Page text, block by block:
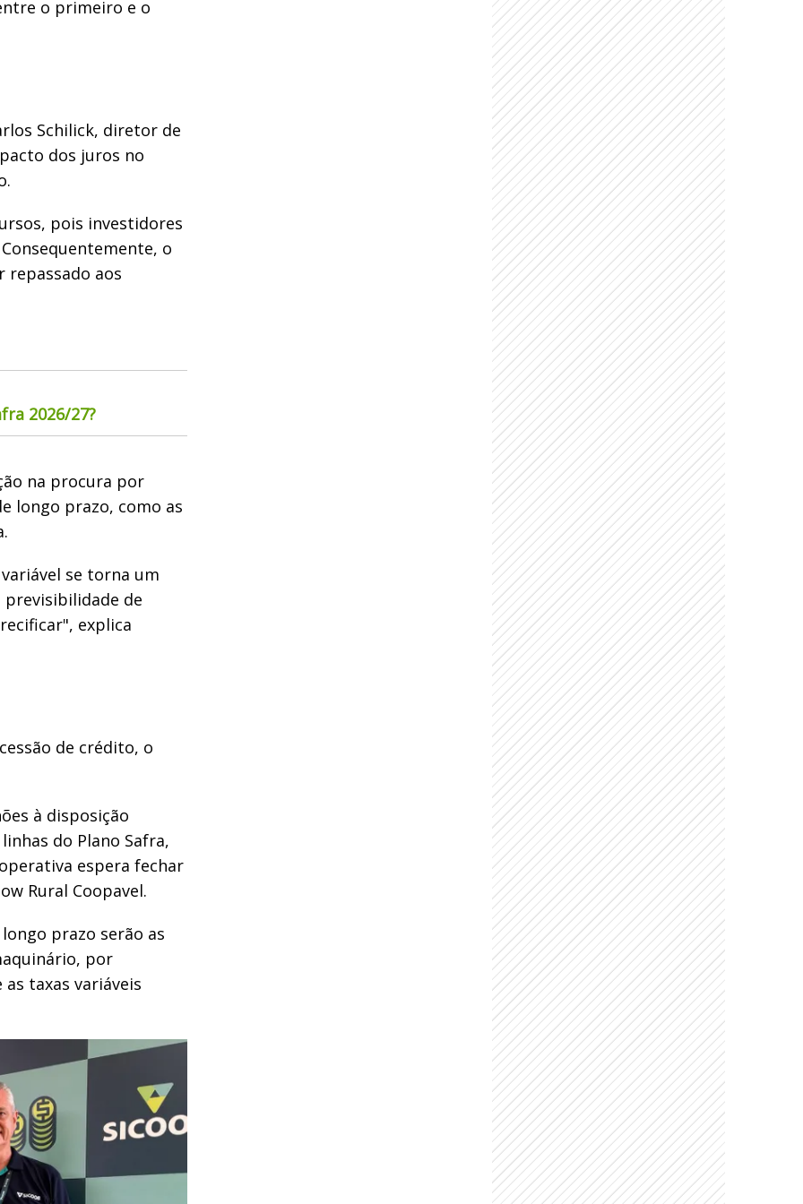
o primeiro e o
Schilick, diretor de
dos juros no
pois investidores
o
repassado aos
2026/27?
na procura por
longo prazo, como as
se torna um
de
explica
de crédito, o
à disposição
do Plano Safra,
espera fechar
Rural Coopavel.
prazo serão as
por
taxas variáveis